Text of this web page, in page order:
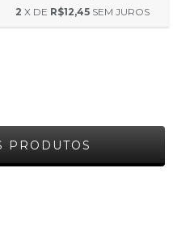
2 X DE R$12,45 SEM JUROS
PRODUTOS